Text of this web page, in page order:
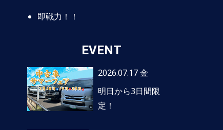
即戦力！！
EVENT
2026.07.17 金
明日から3日間限
定！